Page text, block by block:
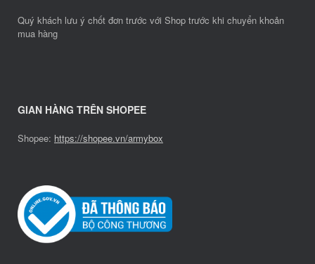
Quý khách lưu ý chốt đơn trước với Shop trước khi chuyển khoản
mua hàng
GIAN HÀNG TRÊN SHOPEE
Shopee: https://shopee.vn/armybox